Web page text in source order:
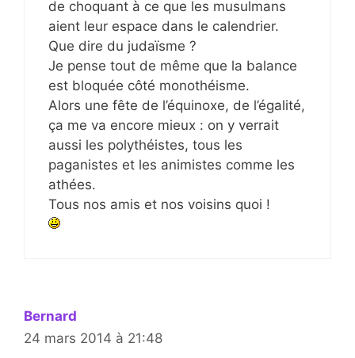
de choquant à ce que les musulmans
aient leur espace dans le calendrier.
Que dire du judaïsme ?
Je pense tout de même que la balance
est bloquée côté monothéisme.
Alors une fête de l’équinoxe, de l’égalité,
ça me va encore mieux : on y verrait
aussi les polythéistes, tous les
paganistes et les animistes comme les
athées.
Tous nos amis et nos voisins quoi !
Bernard
24 mars 2014 à 21:48